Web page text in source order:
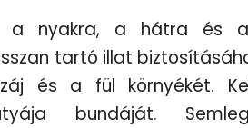
a nyakra, a hátra és
tartó illat
és a fül környékét.
bundáját.